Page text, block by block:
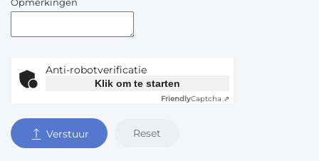
Opmerkingen
Anti-robotverificatie
Klik om te starten
FriendlyCaptcha ⇗
Verstuur Reset